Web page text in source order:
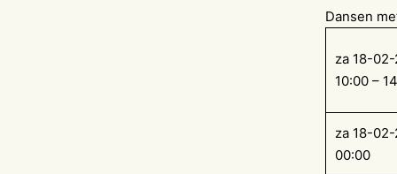
Dansen
za 18-
10:00 –
za 18-
00:00